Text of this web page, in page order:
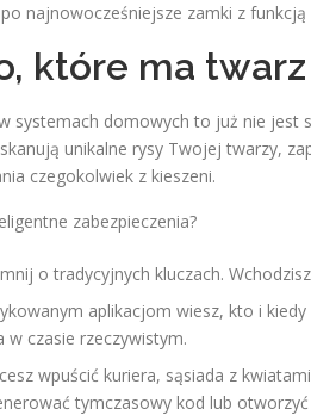
najnowocześniejsze zamki z
które ma twarz
systemach domowych to już nie
unikalne rysy Twojej twarzy,
czegokolwiek z kieszeni.
zabezpieczenia?
o tradycyjnych kluczach.
aplikacjom wiesz, kto i
czasie rzeczywistym.
wpuścić kuriera, sąsiada z
tymczasowy kod lub